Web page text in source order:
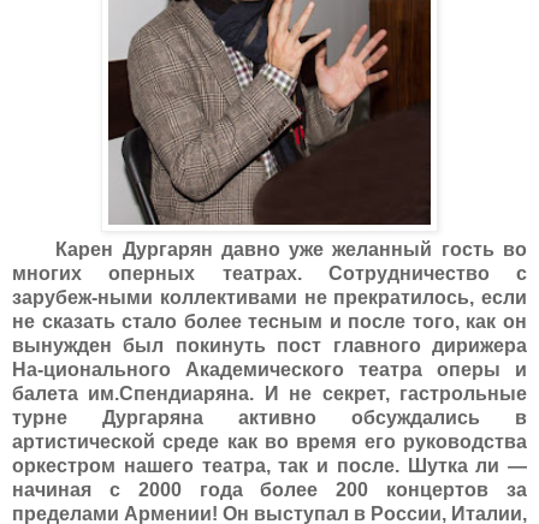
Карен Дургарян давно уже желанный гость во
многих оперных театрах. Сотрудничество с
зарубеж-ными коллективами не прекратилось, если
не сказать стало более тесным и после того, как он
вынужден был покинуть пост главного дирижера
На-ционального Академического театра оперы и
балета им.Спендиаряна.
И не секрет, гастрольные
турне Дургаряна активно обсуждались в
артистической среде как во время его руководства
оркестром нашего театра, так и после. Шутка ли —
начиная с 2000 года более 200 концертов за
пределами Армении! Он выступал в России, Италии,